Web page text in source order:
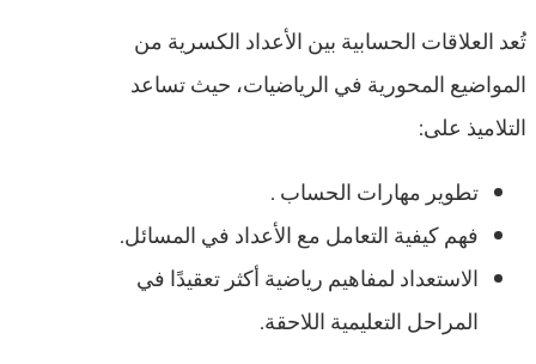
تُعد العلاقات الحسابية بين الأعداد الكسرية من
المواضيع المحورية في الرياضيات، حيث تساعد
التلاميذ على:
تطوير مهارات الحساب .
فهم كيفية التعامل مع الأعداد في المسائل.
الاستعداد لمفاهيم رياضية أكثر تعقيدًا في
المراحل التعليمية اللاحقة.